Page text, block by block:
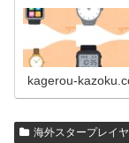
kagerou-
海外スタープレイ